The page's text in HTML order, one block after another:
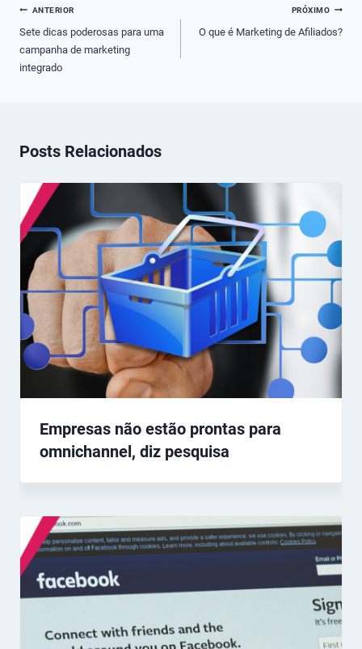
Navegação
de
Post
ANTERIOR
Sete dicas poderosas para uma
campanha de marketing
integrado
PRÓXIMO
O que é Marketing de Afiliados?
Posts Relacionados
Empresas não estão prontas para
omnichannel, diz pesquisa